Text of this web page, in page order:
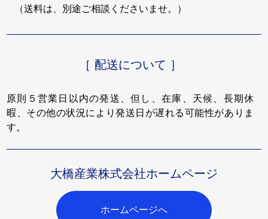
（送料は、別途ご相談くださいませ。）
［ 配送について ］
原則５営業日以内の発送、但し、在庫、天候、長期休
暇、その他の状況により発送日が遅れる可能性がありま
す。
大橋産業株式会社ホームページ
ホームページへ